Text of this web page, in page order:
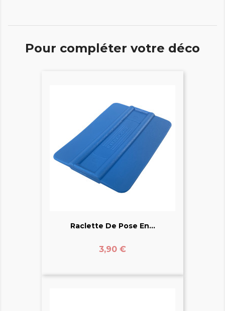
Pour compléter votre déco
Raclette De Pose En...
Prix
3,90 €